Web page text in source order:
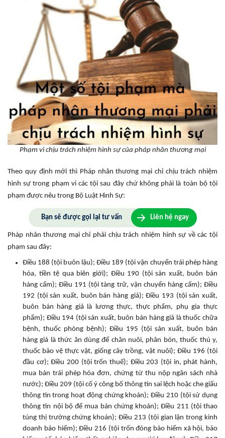
Phạm vi chịu trách nhiệm hình sự của pháp nhân thương mại
Theo quy định mới thì Pháp nhân thương mại chỉ chịu trách nhiệm
hình sự trong phạm vi các tội sau đây chứ không phải là toàn bộ tội
phạm được nêu trong Bộ Luật Hình Sự:
Bạn sẽ được gọi lại tư vấn Liên hệ ngay
Pháp nhân thương mại chỉ phải chịu trách nhiệm hình sự về các tội
phạm sau đây:
Điều 188 (tội buôn lậu); Điều 189 (tội vận chuyển trái phép hàng
hóa, tiền tệ qua biên giới); Điều 190 (tội sản xuất, buôn bán
hàng cấm); Điều 191 (tội tàng trữ, vận chuyển hàng cấm); Điều
192 (tội sản xuất, buôn bán hàng giả); Điều 193 (tội sản xuất,
buôn bán hàng giả là lương thực, thực phẩm, phụ gia thực
phẩm); Điều 194 (tội sản xuất, buôn bán hàng giả là thuốc chữa
bệnh, thuốc phòng bệnh); Điều 195 (tội sản xuất, buôn bán
hàng giả là thức ăn dùng để chăn nuôi, phân bón, thuốc thú y,
thuốc bảo vệ thực vật, giống cây trồng, vật nuôi); Điều 196 (tội
đầu cơ); Điều 200 (tội trốn thuế); Điều 203 (tội in, phát hành,
mua bán trái phép hóa đơn, chứng từ thu nộp ngân sách nhà
nước); Điều 209 (tội cố ý công bố thông tin sai lệch hoặc che giấu
thông tin trong hoạt động chứng khoán); Điều 210 (tội sử dụng
thông tin nội bộ để mua bán chứng khoán); Điều 211 (tội thao
túng thị trường chứng khoán); Điều 213 (tội gian lận trong kinh
doanh bảo hiểm); Điều 216 (tội trốn đóng bảo hiểm xã hội, bảo